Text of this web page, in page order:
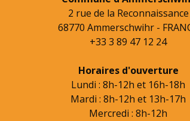
2 rue de la Reconnaissance
68770 Ammerschwihr -
+33 3 89 47 12 24
Horaires d'ouverture
Lundi : 8h-12h et 16h-18h
Mardi : 8h-12h et 13h-17h
Mercredi : 8h-12h